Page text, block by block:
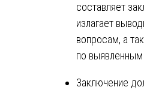
составляет
излагает
вопросам, а
по
Заключение